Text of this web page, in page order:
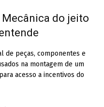
do jeito
de peças, componentes e
na montagem de um
acesso a incentivos do